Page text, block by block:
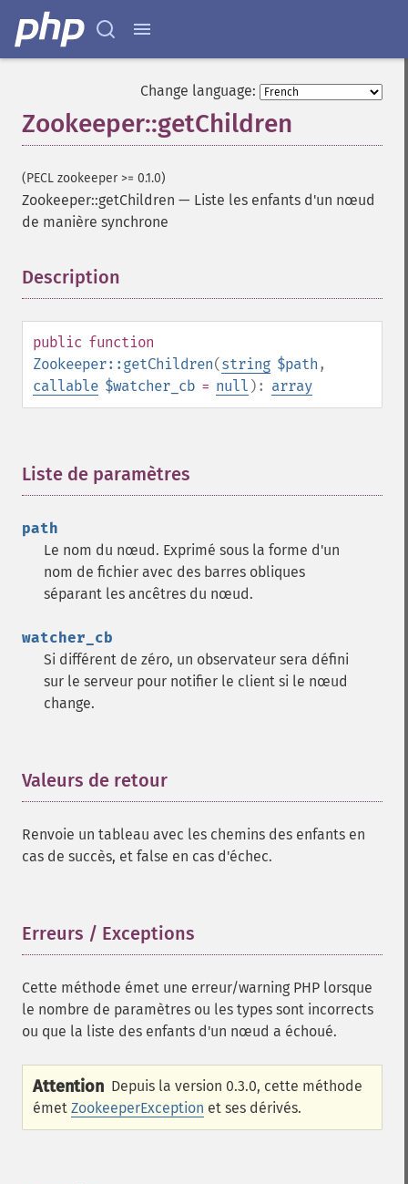
Change language:
Zookeeper::getChildren
(PECL zookeeper >= 0.1.0)
Zookeeper::getChildren — Liste les enfants d'un nœud
de manière synchrone
Description
public function
Zookeeper::getChildren(string $path ,
callable $watcher_cb = null ): array
Liste de paramètres
path
Le nom du nœud. Exprimé sous la forme d'un
nom de fichier avec des barres obliques
séparant les ancêtres du nœud.
watcher_cb
Si différent de zéro, un observateur sera défini
sur le serveur pour notifier le client si le nœud
change.
Valeurs de retour
Renvoie un tableau avec les chemins des enfants en
cas de succès, et false en cas d'échec.
Erreurs / Exceptions
Cette méthode émet une erreur/warning PHP lorsque
le nombre de paramètres ou les types sont incorrects
ou que la liste des enfants d'un nœud a échoué.
Attention Depuis la version 0.3.0, cette méthode
émet ZookeeperException et ses dérivés.